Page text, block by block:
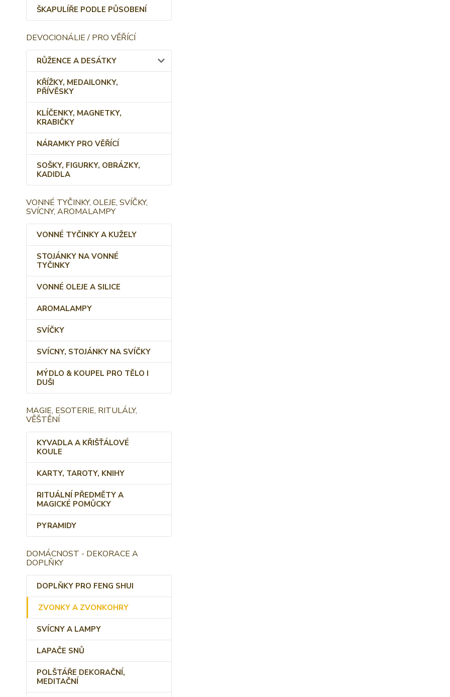
ŠKAPULÍŘE PODLE PŮSOBENÍ
DEVOCIONÁLIE / PRO VĚŘÍCÍ
RŮŽENCE A DESÁTKY
KŘÍŽKY, MEDAILONKY,
PŘÍVĚSKY
KLÍČENKY, MAGNETKY,
KRABIČKY
NÁRAMKY PRO VĚŘÍCÍ
SOŠKY, FIGURKY, OBRÁZKY,
KADIDLA
VONNÉ TYČINKY, OLEJE, SVÍČKY,
SVÍCNY, AROMALAMPY
VONNÉ TYČINKY A KUŽELY
STOJÁNKY NA VONNÉ
TYČINKY
VONNÉ OLEJE A SILICE
AROMALAMPY
SVÍČKY
SVÍCNY, STOJÁNKY NA SVÍČKY
MÝDLO & KOUPEL PRO TĚLO I
DUŠI
MAGIE, ESOTERIE, RITULÁLY,
VĚŠTĚNÍ
KYVADLA A KŘIŠŤÁLOVÉ
KOULE
KARTY, TAROTY, KNIHY
RITUÁLNÍ PŘEDMĚTY A
MAGICKÉ POMŮCKY
PYRAMIDY
DOMÁCNOST - DEKORACE A
DOPLŇKY
DOPLŇKY PRO FENG SHUI
ZVONKY A ZVONKOHRY
SVÍCNY A LAMPY
LAPAČE SNŮ
POLŠTÁŘE DEKORAČNÍ,
MEDITAČNÍ